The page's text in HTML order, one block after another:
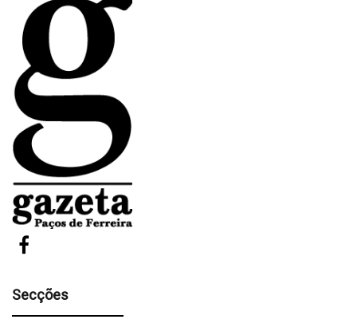
Secções